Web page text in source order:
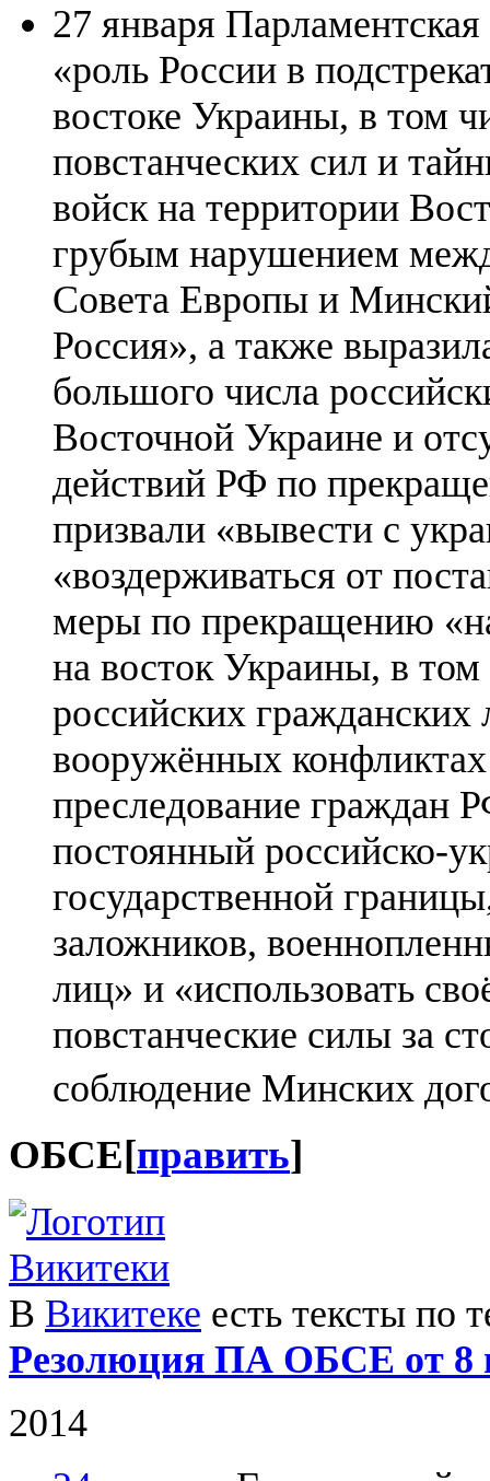
27 января
«роль России в
востоке Украины, в том
повстанческих сил и
войск на территории
грубым нарушением
Совета Европы и
Россия», а также
большого числа
Восточной Украине и
действий РФ по
призвали «вывести с
«воздерживаться от
меры по прекращению
на восток Украины, в том
российских
вооружённых
преследование граждан
постоянный российско-
государственной
заложников,
лиц» и «использовать
повстанческие силы за
соблюдение Минских
ОБСЕ[править]
В Викитеке есть тексты по
Резолюция ПА ОБСЕ от 8
2014